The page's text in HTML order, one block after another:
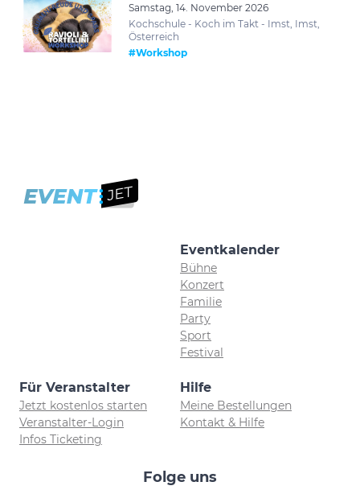
Samstag, 14. November 2026
Kochschule - Koch im Takt - Imst, Imst,
Österreich
#Workshop
Eventkalender
Bühne
Konzert
Familie
Party
Sport
Festival
Für Veranstalter
Jetzt kostenlos starten
Veranstalter-Login
Infos Ticketing
Hilfe
Meine Bestellungen
Kontakt & Hilfe
Folge uns